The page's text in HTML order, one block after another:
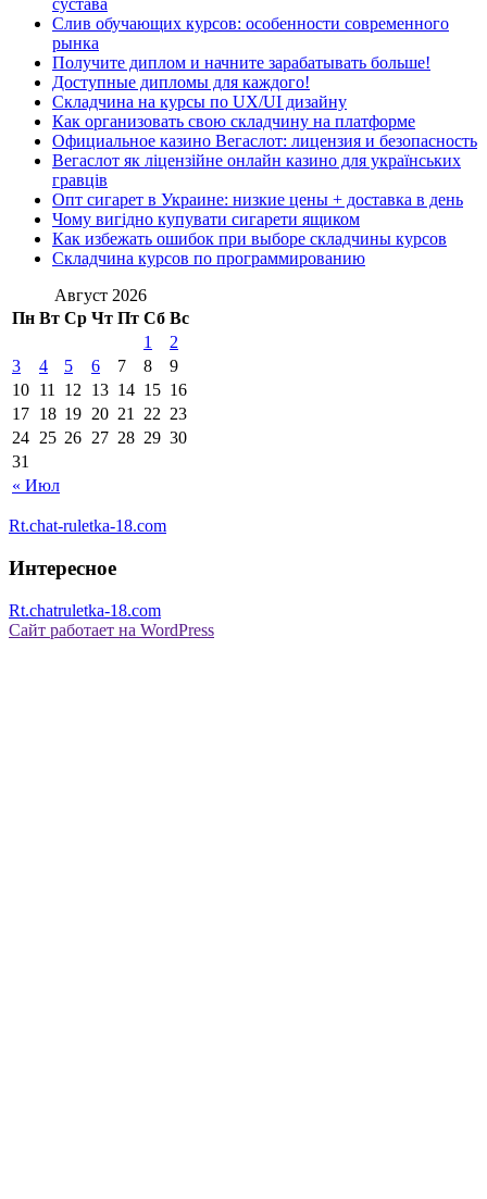
сустава
Слив обучающих курсов: особенности современного
рынка
Получите диплом и начните зарабатывать больше!
Доступные дипломы для каждого!
Складчина на курсы по UX/UI дизайну
Как организовать свою складчину на платформе
Официальное казино Вегаслот: лицензия и безопасность
Вегаслот як ліцензійне онлайн казино для українських
гравців
Опт сигарет в Украине: низкие цены + доставка в день
Чому вигідно купувати сигарети ящиком
Как избежать ошибок при выборе складчины курсов
Складчина курсов по программированию
Август 2026
Пн Вт Ср Чт Пт Сб Вс
« Июл
1
2
3
4 5 6 7 8
9
10 11 12 13 14 15 16
17 18 19 20 21 22 23
24 25 26 27 28 29 30
31
Rt.chat-ruletka-18.com
Интересное
Rt.chatruletka-18.com
Сайт работает на WordPress